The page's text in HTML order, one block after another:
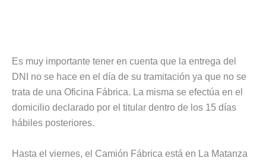
Es muy importante tener en cuenta que la entrega del
DNI no se hace en el día de su tramitación ya que no se
trata de una Oficina Fábrica. La misma se efectúa en el
domicilio declarado por el titular dentro de los 15 días
hábiles posteriores.
Hasta el viernes, el Camión Fábrica está en La Matanza